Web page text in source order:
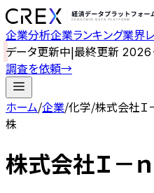
企業分析企業ランキング業界
データ更新中|最終更新
調査を依頼→
ホーム/企業/化学/株式会社Ｉ
株
株式会社Ｉ－